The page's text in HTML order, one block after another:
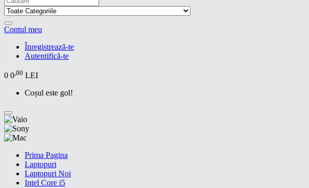
Contul meu
Înregistrează-te
Autentifică-te
0 0,00 LEI
Coșul este gol!
Prima Pagina
Laptopuri
Laptopuri Noi
Intel Core i5